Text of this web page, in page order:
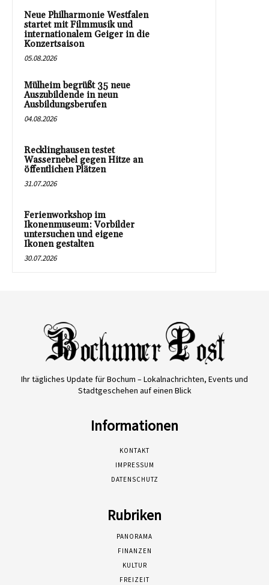
Neue Philharmonie Westfalen
startet mit Filmmusik und
internationalem Geiger in die
Konzertsaison
05.08.2026
Mülheim begrüßt 35 neue
Auszubildende in neun
Ausbildungsberufen
04.08.2026
Recklinghausen testet
Wassernebel gegen Hitze an
öffentlichen Plätzen
31.07.2026
Ferienworkshop im
Ikonenmuseum: Vorbilder
untersuchen und eigene
Ikonen gestalten
30.07.2026
Ihr tägliches Update für Bochum – Lokalnachrichten, Events und
Stadtgeschehen auf einen Blick
Informationen
KONTAKT
IMPRESSUM
DATENSCHUTZ
Rubriken
PANORAMA
FINANZEN
KULTUR
FREIZEIT